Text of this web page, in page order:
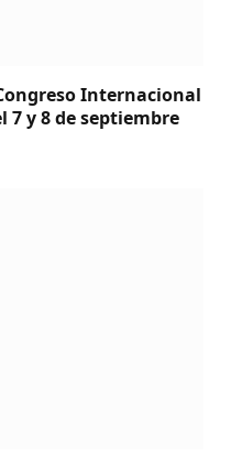
Internacional
7 y 8 de septiembre